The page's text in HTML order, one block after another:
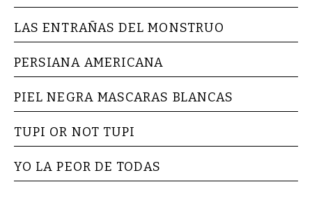
LAS ENTRAÑAS DEL MONSTRUO
PERSIANA AMERICANA
PIEL NEGRA MASCARAS BLANCAS
TUPI OR NOT TUPI
YO LA PEOR DE TODAS